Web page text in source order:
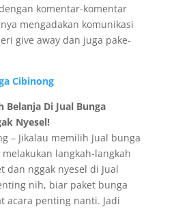
komentar-komentar
mengadakan komunikasi
give away dan juga pake-
Cibinong
Belanja Di Jual Bunga
Nyesel!
– Jikalau memilih Jual bunga
langkah-langkah
dan nggak nyesel di Jual
nih, biar paket bunga
acara penting nanti. Jadi